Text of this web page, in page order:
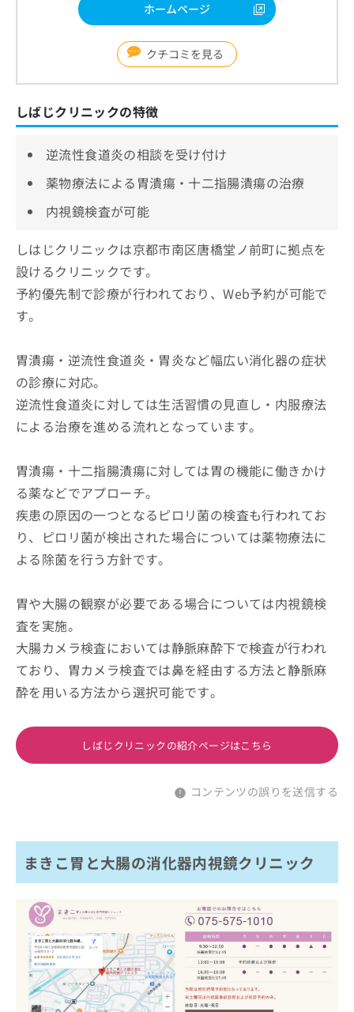
ホームページ
クチコミを見る
しばじクリニックの特徴
逆流性食道炎の相談を受け付け
薬物療法による胃潰瘍・十二指腸潰瘍の治療
内視鏡検査が可能
しはじクリニックは京都市南区唐橋堂ノ前町に拠点を
設けるクリニックです。
予約優先制で診療が行われており、Web予約が可能で
す。
胃潰瘍・逆流性食道炎・胃炎など幅広い消化器の症状
の診療に対応。
逆流性食道炎に対しては生活習慣の見直し・内服療法
による治療を進める流れとなっています。
胃潰瘍・十二指腸潰瘍に対しては胃の機能に働きかけ
る薬などでアプローチ。
疾患の原因の一つとなるピロリ菌の検査も行われてお
り、ピロリ菌が検出された場合については薬物療法に
よる除菌を行う方針です。
胃や大腸の観察が必要である場合については内視鏡検
査を実施。
大腸カメラ検査においては静脈麻酔下で検査が行われ
ており、胃カメラ検査では鼻を経由する方法と静脈麻
酔を用いる方法から選択可能です。
しばじクリニックの紹介ページはこちら
コンテンツの誤りを送信する
まきこ胃と大腸の消化器内視鏡クリニック